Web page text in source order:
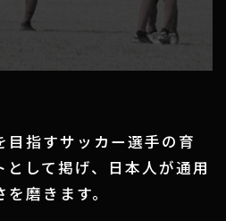
目指すサッカー選手の 育
して掲げ、
日本人が通用
磨きます。